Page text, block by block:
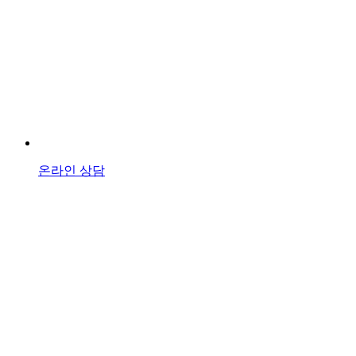
온라인 상담